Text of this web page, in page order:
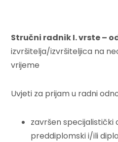
Stručni radnik I. vrste –
izvršitelja/izvršiteljica na
vrijeme
Uvjeti za prijam u radni
završen specijalistički
preddiplomski i/ili